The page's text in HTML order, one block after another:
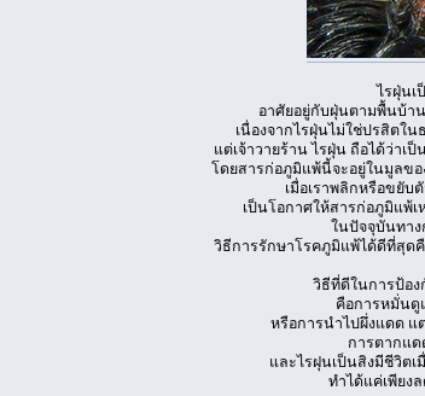
ไรฝุ่นเ
อาศัยอยู่กับฝุ่นตามพื้นบ้า
เนื่องจากไรฝุ่นไม่ใช่ปรสิตใ
แต่เจ้าวายร้าน ไรฝุ่น ถือได้ว่า
โดยสารก่อภูมิแพ้นี้จะอยู่ในมูลข
เมื่อเราพลิกหรือขยับ
เป็นโอกาศให้สารก่อภูมิแพ้
ในปัจจุบันทา
วิธีการรักษาโรคภูมิแพ้ได้ดีที่สุดคื
วิธีที่ดีในการป้อ
คือการหมั่นดู
หรือการนำไปผึ่งแดด แ
การตากแด
และไรฝุนเป็นสิงมีชีวิต
ทำได้แค่เพียง